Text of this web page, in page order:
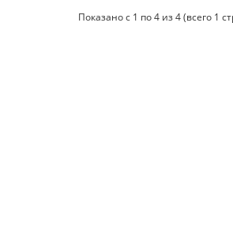
Показано с 1 по 4 из 4 (всего 1